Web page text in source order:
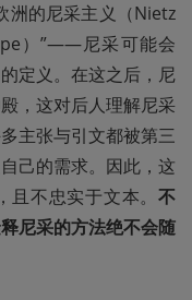
洲的尼采主义（Nietz
）”——尼采可能会
定义。在这之后，尼
，这对后人理解尼采
主张与引文都被第三
己的需求。因此，这
不忠实于文本。 不
尼采的方法绝不会随